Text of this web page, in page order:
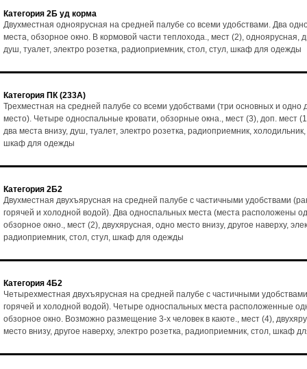
Категория 2Б уд корма
Двухместная одноярусная на средней палубе со всеми удобствами. Два
места, обзорное окно. В кормовой части теплохода., мест (2), одноярусная,
душ, туалет, электро розетка, радиоприемник, стол, стул, шкаф для одежды
Категория ПК (233А)
Трехместная на средней палубе со всеми удобствами (три основных и одно
место). Четыре односпальные кровати, обзорные окна., мест (3), доп. мест
два места внизу, душ, туалет, электро розетка, радиоприемник, холодильник,
шкаф для одежды
Категория 2Б2
Двухместная двухъярусная на средней палубе с частичными удобствами
горячей и холодной водой). Два односпальных места (места расположены
обзорное окно., мест (2), двухярусная, одно место внизу, другое наверху,
радиоприемник, стол, стул, шкаф для одежды
Категория 4Б2
Четырехместная двухъярусная на средней палубе с частичными
горячей и холодной водой). Четыре односпальных места расположенные
обзорное окно. Возможно размещение 3-х человек в каюте., мест (4),
место внизу, другое наверху, электро розетка, радиоприемник, стол, шкаф